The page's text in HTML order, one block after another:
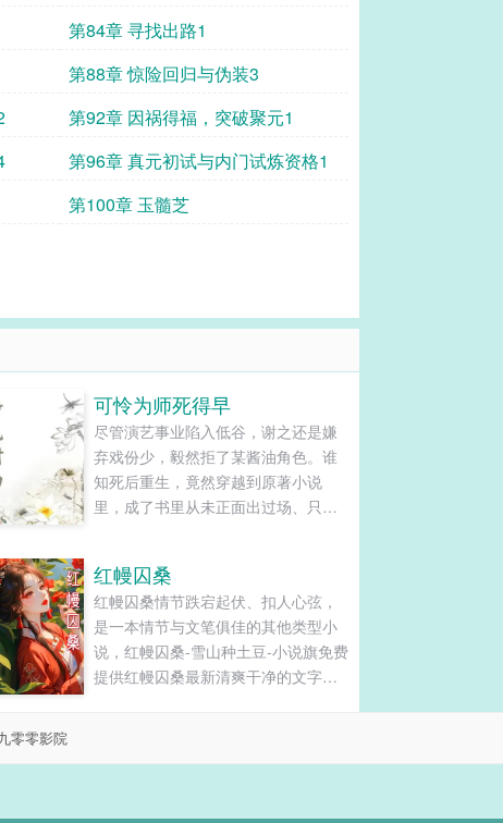
第84章 寻找出路1
第88章 惊险回归与伪装3
第92章 因祸得福，突破聚元1
第96章 真元初试与内门试炼资格1
第100章 玉髓芝
可怜为师死得早
尽管演艺事业陷入低谷，谢之还是嫌
弃戏份少，毅然拒了某酱油角色。谁
知死后重生，竟然穿越到原著小说
里，成了书里从未正面出过场、只活
掉的那个酱油好嘛！为了悲剧不再重
演，谢知微只好与系统一道，开始了
苦逼的抢（作）戏（死）之路。系
统：主角要拜师，所以师尊的戏……
谢知微：放着我来。系统：主角要升
红幔囚桑
红幔囚桑情节跌宕起伏、扣人心弦，
是一本情节与文笔俱佳的其他类型小
说，红幔囚桑-雪山种土豆-小说旗免费
提供红幔囚桑最新清爽干净的文字章
零零影院